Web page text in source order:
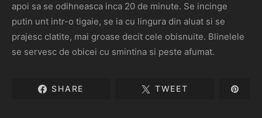
apoi sa se odihneasca inca 20 de minute. Se incinge
putin unt intr-o tigaie, se ia cu lingura din aluat si se
prajesc clatite, mai groase decit cele obisnuite. Blinelele
se servesc de obicei cu smintina si peste afumat.
SHARE TWEET